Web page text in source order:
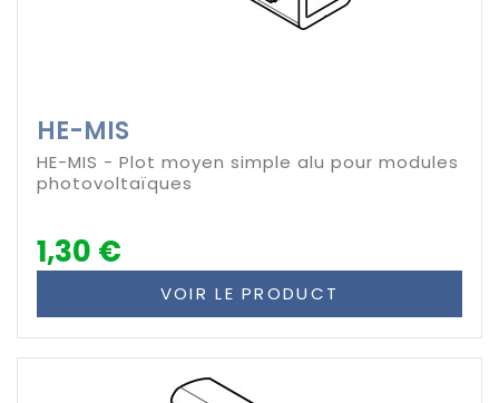
HE-MIS
HE-MIS - Plot moyen simple alu pour modules
photovoltaïques
1,30 €
VOIR LE PRODUCT